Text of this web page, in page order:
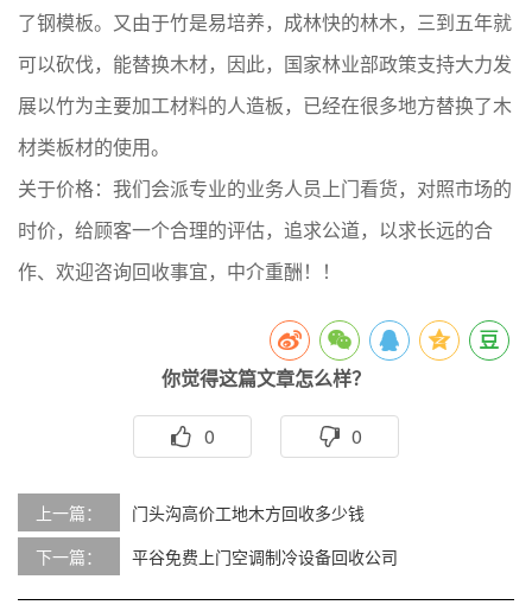
了钢模板。又由于竹是易培养，成林快的林木，三到五年就
可以砍伐，能替换木材，因此，国家林业部政策支持大力发
展以竹为主要加工材料的人造板，已经在很多地方替换了木
材类板材的使用。
关于价格：我们会派专业的业务人员上门看货，对照市场的
时价，给顾客一个合理的评估，追求公道，以求长远的合
作、欢迎咨询回收事宜，中介重酬！！
你觉得这篇文章怎么样？
0 0
上一篇：
门头沟高价工地木方回收多少钱
下一篇：
平谷免费上门空调制冷设备回收公司